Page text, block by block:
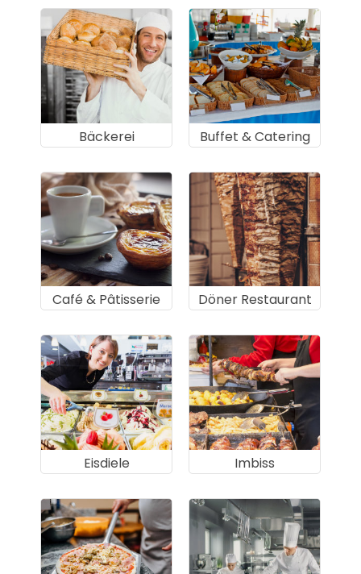
Bäckerei Buffet & Catering
Café & Pâtisserie Döner Restaurant
Eisdiele Imbiss